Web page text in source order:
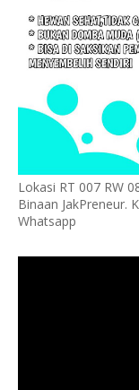
Lokasi RT 007 RW
Binaan JakPreneur.
Whatsapp